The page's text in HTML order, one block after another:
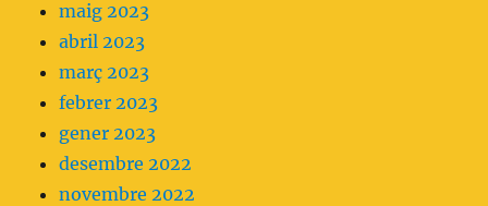
maig 2023
abril 2023
març 2023
febrer 2023
gener 2023
desembre 2022
novembre 2022